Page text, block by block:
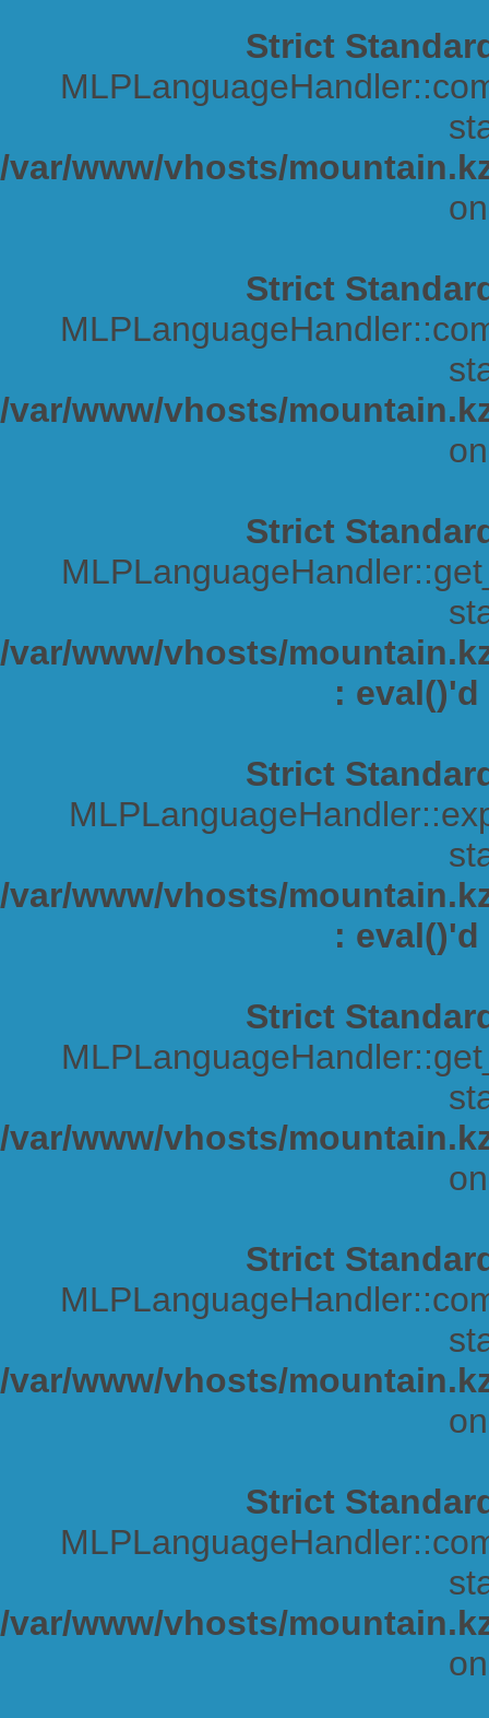
Strict
/var/www/vhosts/
Strict
/var/www/vhosts/
Strict
/var/www/vhosts/
:
Strict
/var/www/vhosts/
:
Strict
/var/www/vhosts/
Strict
/var/www/vhosts/
Strict
/var/www/vhosts/